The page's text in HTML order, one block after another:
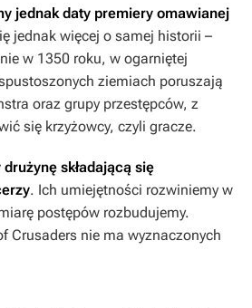
jednak daty premiery omawianej
jednak więcej o samej historii –
w 1350 roku, w ogarniętej
ziemiach poruszają
oraz grupy przestępców, z
się krzyżowcy, czyli gracze.
składającą się
. Ich umiejętności rozwiniemy w
postępów rozbudujemy.
Crusaders nie ma wyznaczonych